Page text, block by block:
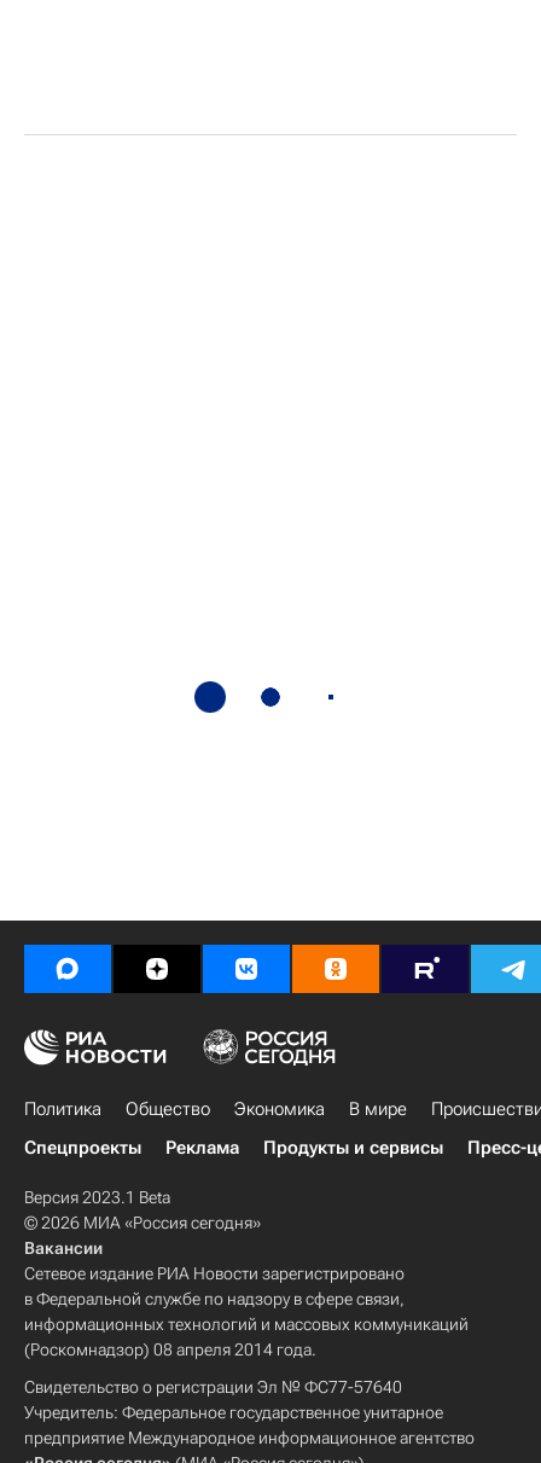
Политика Общество Экономика В мире
Спецпроекты
Реклама Продукты и сервисы Пресс-
Версия 2023.1 Beta
© 2026 МИА «Россия сегодня»
Вакансии
Сетевое издание РИА Новости зарегистрировано
в Федеральной службе по надзору в сфере связи,
информационных технологий и массовых коммуникаций
(Роскомнадзор) 08 апреля 2014 года.
Свидетельство о регистрации Эл № ФС77-57640
Учредитель: Федеральное государственное унитарное
предприятие Международное информационное агентство